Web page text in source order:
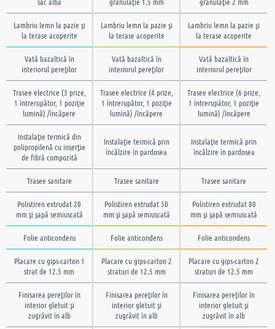
sac albă
granulaţie 1.5 mm
granulaţie 2 mm
Lambriu lemn la pazie şi
la terase acoperite
Lambriu lemn la pazie şi
la terase acoperite
Lambriu lemn la pazie şi
la terase acoperite
Vată bazaltică în
interiorul pereţilor
Vată bazaltică în
interiorul pereţilor
Vată bazaltică în
interiorul pereţilor
Trasee electrice (3 prize,
1 întrerupător, 1 poziţie
lumină) /încăpere
Trasee electrice (4 prize,
1 întrerupător, 1 poziţie
lumină) /încăpere
Trasee electrice (6 prize,
1 întrerupător, 1 poziţie
lumină) /încăpere
Instalaţie termică din
polipropilenă cu inserţie
de fibră compozită
Instalaţie termică prin
încălzire în pardosea
Instalaţie termică prin
încălzire în pardosea
Trasee sanitare Trasee sanitare Trasee sanitare
Polistiren extrudat 20
mm şi şapă semiuscată
Polistiren extrudat 50
mm şi şapă semiuscată
Polistiren extrudat 80
mm şi şapă semiuscată
Folie anticondens Folie anticondens Folie anticondens
Placare cu gips-carton 1
strat de 12.5 mm
Placare cu gips-carton 2
straturi de 12.5 mm
Placare cu gips-carton 2
straturi de 12.5 mm
Finisarea pereţilor în
interior gletuit şi
zugrăvit în alb
Finisarea pereţilor în
interior gletuit şi
zugrăvit în alb
Finisarea pereţilor în
interior gletuit şi
zugrăvit în alb